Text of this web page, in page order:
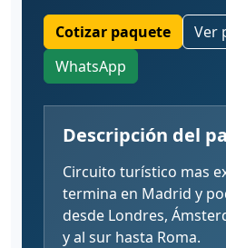
Cotizar paquete
Ver
WhatsApp
Descripción del
Circuito turístico mas
termina en Madrid y
desde Londres,
y al sur hasta Roma.